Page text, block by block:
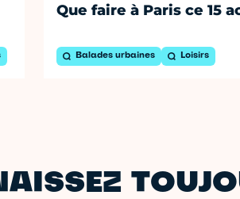
Que faire à Paris ce 15
Balades urbaines Loisirs